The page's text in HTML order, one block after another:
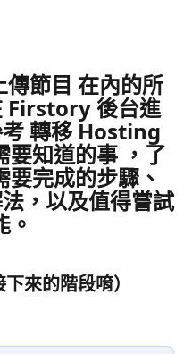
節目 在內的所
Firstory 後台進
轉移 Hosting
知道的事 ，了
完成的步驟、
，以及值得嘗試
來的階段唷）